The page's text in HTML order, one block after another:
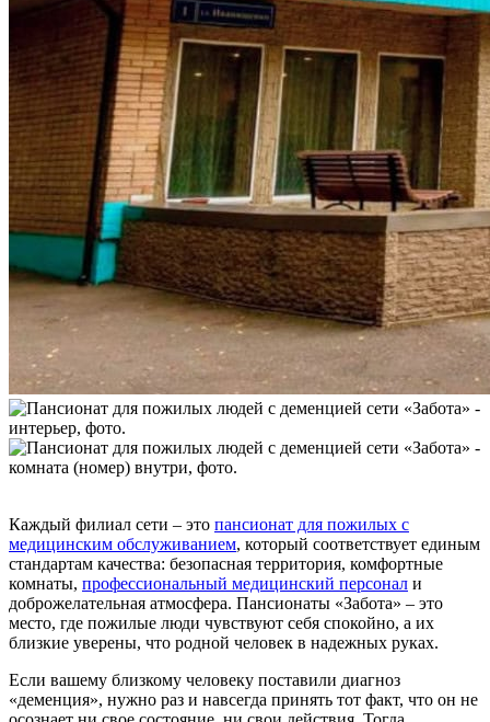
Каждый филиал сети – это пансионат для пожилых с
медицинским обслуживанием, который соответствует единым
стандартам качества: безопасная территория, комфортные
комнаты, профессиональный медицинский персонал и
доброжелательная атмосфера. Пансионаты «Забота» – это
место, где пожилые люди чувствуют себя спокойно, а их
близкие уверены, что родной человек в надежных руках.
Если вашему близкому человеку поставили диагноз
«деменция», нужно раз и навсегда принять тот факт, что он не